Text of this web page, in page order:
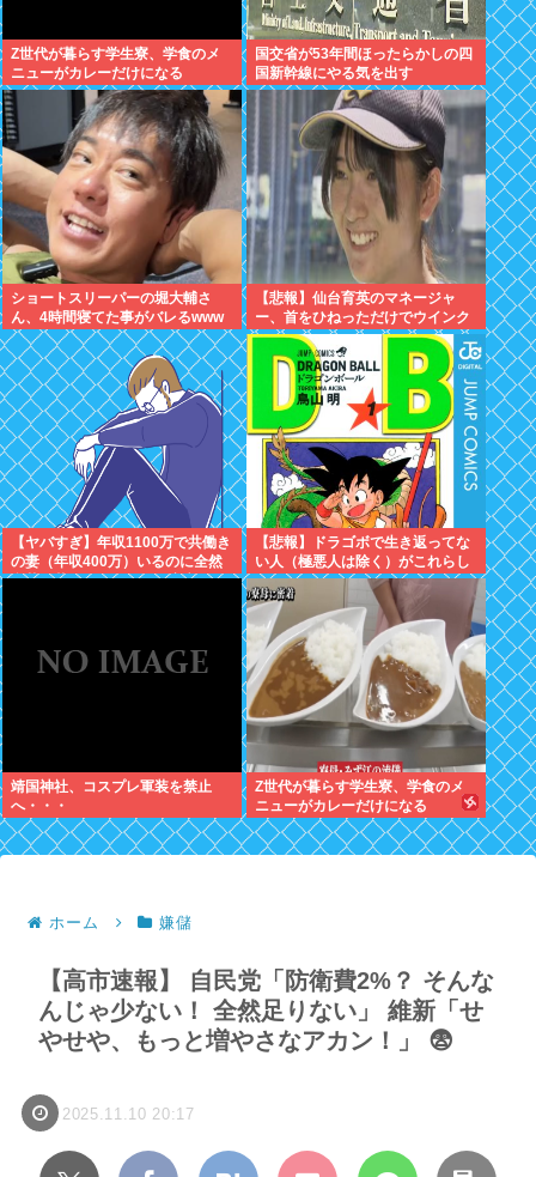
Z世代が暮らす学生寮、学食のメ
ニューがカレーだけになる
国交省が53年間ほったらかしの四
国新幹線にやる気を出す
ショートスリーパーの堀大輔さ
ん、4時間寝てた事がバレるwww
【悲報】仙台育英のマネージャ
ー、首をひねっただけでウインク
したことにされてしまうｗｗｗ
【ヤバすぎ】年収1100万で共働き
の妻（年収400万）いるのに全然
豪華な暮らしできない現実辛すぎ
【悲報】ドラゴボで生き返ってな
い人（極悪人は除く）がこれらし
いwww
靖国神社、コスプレ軍装を禁止
へ・・・
Z世代が暮らす学生寮、学食のメ
ニューがカレーだけになる
ホーム 嫌儲
【高市速報】 自民党「防衛費2%？ そんな
んじゃ少ない！ 全然足りない」 維新「せ
やせや、もっと増やさなアカン！」 😨
2025.11.10 20:17